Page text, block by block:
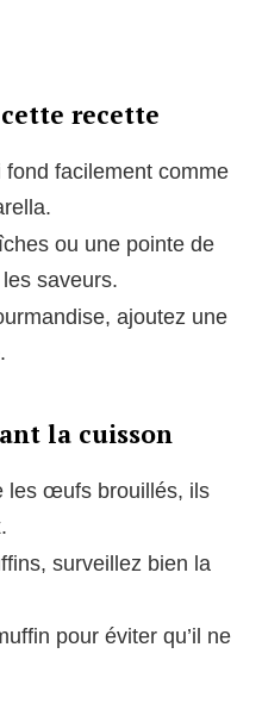
recette
facilement comme
ou une pointe de
saveurs.
ajoutez une
la cuisson
les œufs brouillés, ils
surveillez bien la
pour éviter qu’il ne